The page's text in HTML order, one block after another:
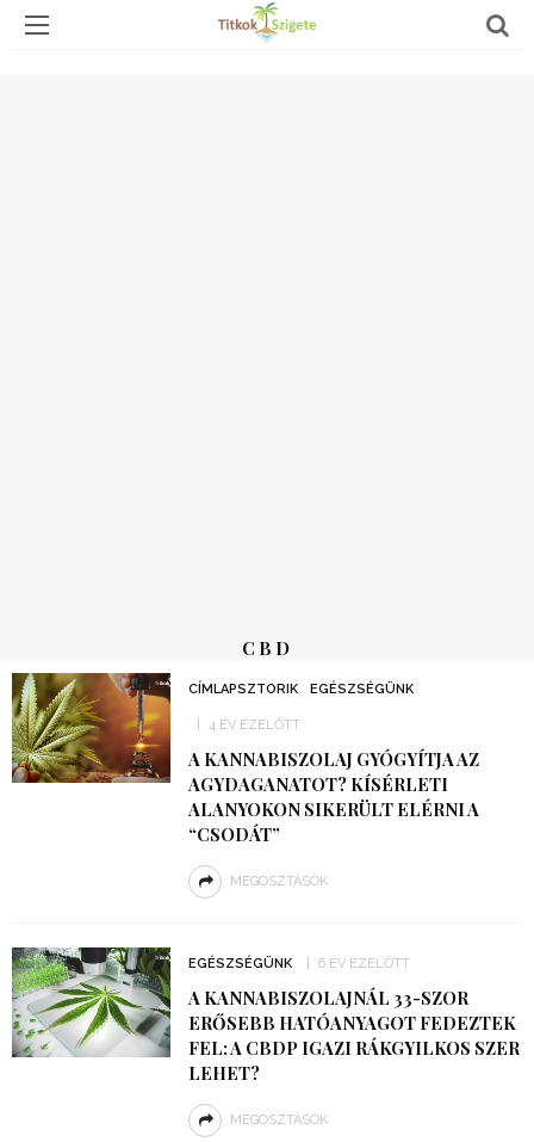
CBD
CÍMLAPSZTORIK EGÉSZSÉGÜNK
4 ÉV EZELŐTT
A KANNABISZOLAJ GYÓGYÍTJA AZ
AGYDAGANATOT? KÍSÉRLETI
ALANYOKON SIKERÜLT ELÉRNI A
“CSODÁT”
MEGOSZTÁSOK
EGÉSZSÉGÜNK 6 ÉV EZELŐTT
A KANNABISZOLAJNÁL 33-SZOR
ERŐSEBB HATÓANYAGOT FEDEZTEK
FEL: A CBDP IGAZI RÁKGYILKOS SZER
LEHET?
MEGOSZTÁSOK